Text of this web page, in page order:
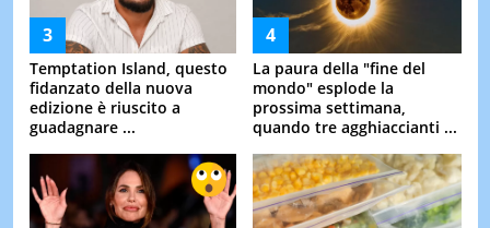
Temptation Island, questo
fidanzato della nuova
edizione è riuscito a
guadagnare ...
La paura della "fine del
mondo" esplode la
prossima settimana,
quando tre agghiaccianti ...